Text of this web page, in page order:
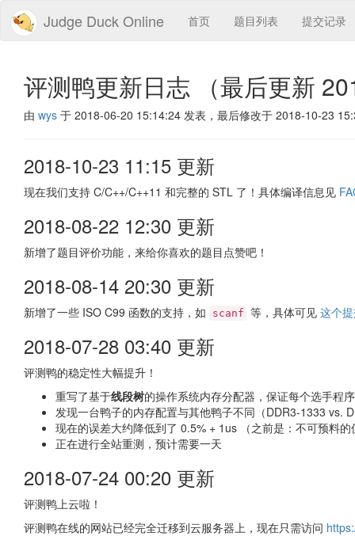
Judge Duck Online 首页 题目列表 提交记录
评测鸭更新日志 （最后更新
由 wys 于 2018-06-20 15:14:24 发表，最后修改于 2018-10-23
2018-10-23 11:15 更新
现在我们支持 C/C++/C++11 和完整的 STL 了！具体编译信息见
2018-08-22 12:30 更新
新增了题目评价功能，来给你喜欢的题目点赞吧！
2018-08-14 20:30 更新
新增了一些 ISO C99 函数的支持，如 scanf 等，具体可见 这个
2018-07-28 03:40 更新
评测鸭的稳定性大幅提升！
重写了基于线段树的操作系统内存分配器，保证每个选手程
发现一台鸭子的内存配置与其他鸭子不同（DDR3-1333 vs.
现在的误差大约降低到了 0.5% + 1us （之前是：不可预料的
正在进行全站重测，预计需要一天
2018-07-24 00:20 更新
评测鸭上云啦！
评测鸭在线的网站已经完全迁移到云服务器上，现在只需访问